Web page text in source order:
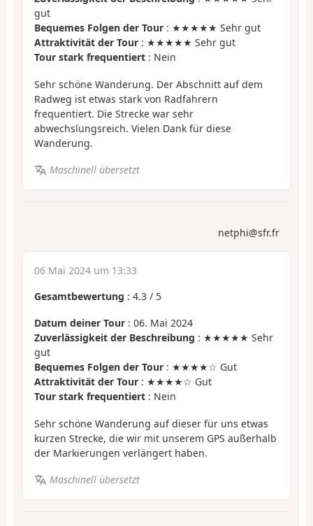
gut
Bequemes Folgen der Tour : ★★★★★ Sehr gut
Attraktivität der Tour : ★★★★★ Sehr gut
Tour stark frequentiert : Nein
Sehr schöne Wanderung. Der Abschnitt auf dem
Radweg ist etwas stark von Radfahrern
frequentiert. Die Strecke war sehr
abwechslungsreich. Vielen Dank für diese
Wanderung.
Maschinell übersetzt
netphi@sfr.fr
06 Mai 2024 um 13:33
Gesamtbewertung : 4.3 / 5
Datum deiner Tour : 06. Mai 2024
Zuverlässigkeit der Beschreibung : ★★★★★ Sehr
gut
Bequemes Folgen der Tour : ★★★★☆ Gut
Attraktivität der Tour : ★★★★☆ Gut
Tour stark frequentiert : Nein
Sehr schöne Wanderung auf dieser für uns etwas
kurzen Strecke, die wir mit unserem GPS außerhalb
der Markierungen verlängert haben.
Maschinell übersetzt